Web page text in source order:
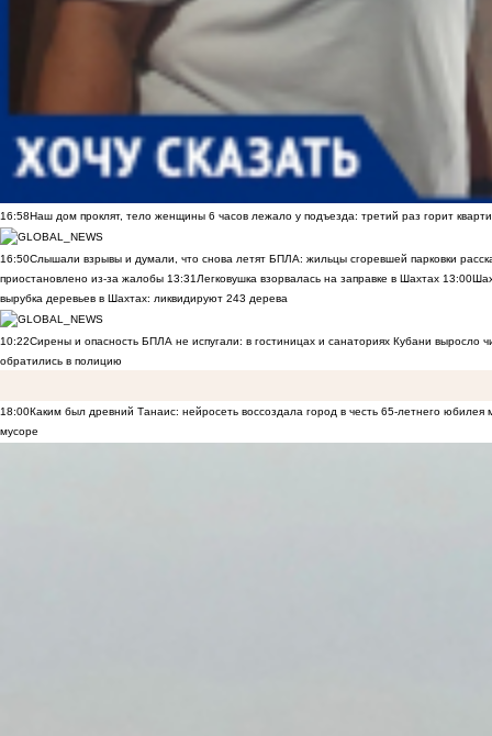
16:58Наш дом проклят, тело женщины 6 часов лежало у подъезда: третий раз горит
16:50Слышали взрывы и думали, что снова летят БПЛА: жильцы сгоревшей парковки
приостановлено из-за жалобы 13:31 Легковушка взорвалась на заправке в Шахтах 13:00
вырубка деревьев в Шахтах: ликвидируют 243 дерева
10:22Сирены и опасность БПЛА не испугали: в гостиницах и санаториях Кубани выросло
обратились в полицию
18:00Каким был древний Танаис: нейросеть воссоздала город в честь 65-летнего юбилея
мусоре